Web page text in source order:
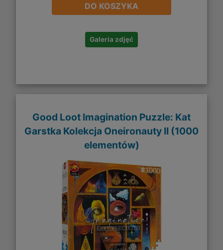
DO KOSZYKA
Galeria zdjęć
Good Loot Imagination Puzzle: Kat
Garstka Kolekcja Oneironauty II (1000
elementów)